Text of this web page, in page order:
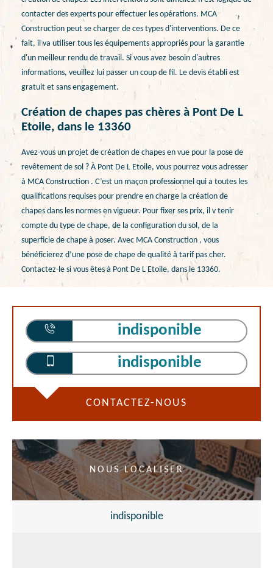
contacter des experts pour effectuer les opérations. MCA
Construction peut se charger de ces types d'interventions. De ce
fait, il va utiliser tous les équipements appropriés pour la garantie
d'un meilleur rendu de travail. Si vous avez besoin d'autres
informations, veuillez lui passer un coup de fil. Le devis établi est
gratuit et sans engagement.
Création de chapes pas chères à Pont De L
Etoile, dans le 13360
Avez-vous un projet de création de chapes en vue pour la pose de
revêtement de sol ? À Pont De L Etoile, vous pourrez vous adresser
à MCA Construction . C’est un maçon professionnel qui a toutes les
qualifications requises pour prendre en charge la création de
chapes dans les normes en vigueur. Pour fixer ses prix, il v tenir
compte du type de chape, de la configuration du sol, de la
superficie de chape à poser. Avec MCA Construction , vous
bénéficierez d’une pose de chape de qualité à tarif pas cher.
Contactez-le si vous êtes à Pont De L Etoile, dans le 13360.
indisponible
indisponible
CONTACTEZ-NOUS
NOUS LOCALISER
indisponible